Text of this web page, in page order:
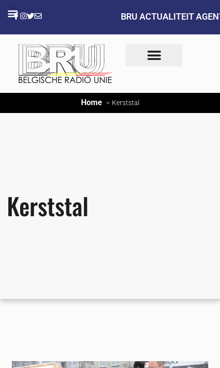
BRU ACTUALITEIT
Home Kerststal
Kerststal